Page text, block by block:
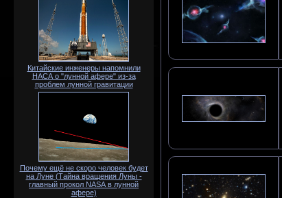
Китайские инженеры напомнили
НАСА о "лунной афере" из-за
проблем лунной гравитации
Почему ещё не скоро человек будет
на Луне (Тайна вращения Луны -
главный прокол NАSА в лунной
афере)